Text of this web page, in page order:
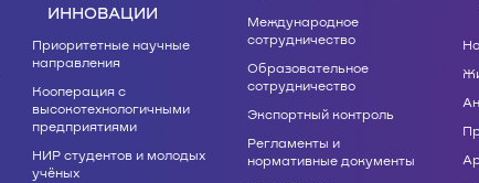
ИННОВАЦИИ
Приоритетные научные
направления
Кооперация с
высокотехнологичными
предприятиями
НИР студентов и молодых
учёных
Международное
сотрудничество
Образовательное
сотрудничество
Экспортный контроль
Регламенты и
нормативные документы